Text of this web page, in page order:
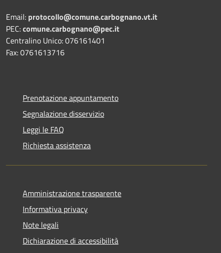
Email: protocollo@comune.carbognano.vt.it
PEC:comune.carbognano@pec.it
Centralino Unico: 076161401
Fax: 0761613716
Prenotazione appuntamento
Segnalazione disservizio
Leggi le FAQ
Richiesta assistenza
Amministrazione trasparente
Informativa privacy
Note legali
Dichiarazione di accessibilità